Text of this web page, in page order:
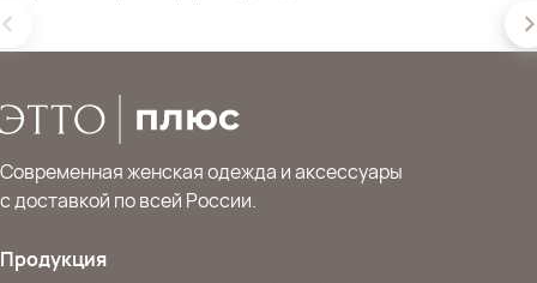
Современная женская одежда и аксессуары
с доставкой по всей России.
Продукция